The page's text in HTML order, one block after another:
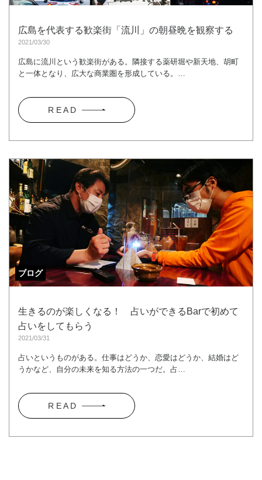
広島を代表する歓楽街「流川」の朝昼晩を観察する
2021/03/30
広島に流川という歓楽街がある。隣接する薬研堀や新天地、胡町
と一体となり、広大な商業圏を形成している。…
R E A D
ブログ
生きるのが楽しくなる！ 占いができるBarで初めて
占いをしてもらう
2021/03/31
占いというものがある。仕事はどうか、恋愛はどうか、結婚はど
うかなど、自分の未来を知る方法の一つだ。占…
R E A D